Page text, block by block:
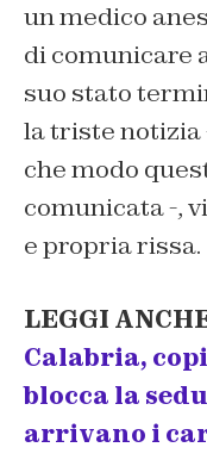
un medico
di comunicare
suo stato
la triste notizia
che modo
comunicata -,
e propria rissa.
LEGGI
Calabria,
blocca la
arrivano i